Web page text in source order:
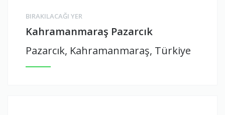
BIRAKILACAĞI YER
Kahramanmaraş Pazarcık
Pazarcık, Kahramanmaraş, Türkiye